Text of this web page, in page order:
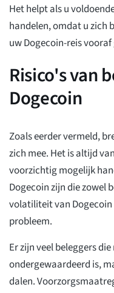
Het helpt als u
handelen, omdat u zich
uw Dogecoin-reis vooraf
Risico's van
Dogecoin
Zoals eerder vermeld,
zich mee. Het is altijd
voorzichtig mogelijk
Dogecoin zijn die zowel
volatiliteit van
probleem.
Er zijn veel beleggers
ondergewaardeerd is,
dalen.